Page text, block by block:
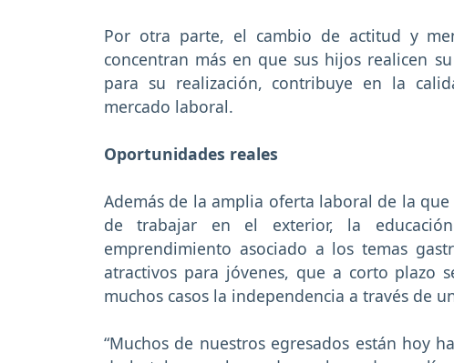
Por otra parte, el cambio de actitud y
concentran más en que sus hijos realicen
para su realización, contribuye en la
mercado laboral.
Oportunidades reales
Además de la amplia oferta laboral de la
de trabajar en el exterior, la
emprendimiento asociado a los temas
atractivos para jóvenes, que a corto plazo
muchos casos la independencia a través de
“Muchos de nuestros egresados están hoy